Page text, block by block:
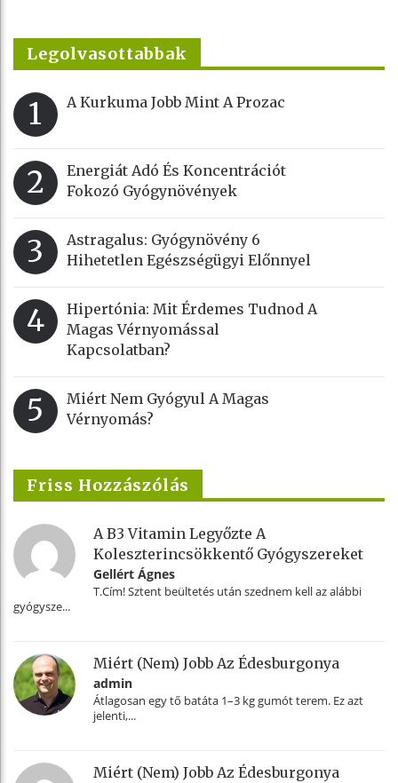
Legolvasottabbak
1 A Kurkuma Jobb Mint A Prozac
2
Energiát Adó És Koncentrációt
Fokozó Gyógynövények
3
Astragalus: Gyógynövény 6
Hihetetlen Egészségügyi Előnnyel
4
Hipertónia: Mit Érdemes Tudnod A
Magas Vérnyomással
Kapcsolatban?
5
Miért Nem Gyógyul A Magas
Vérnyomás?
Friss Hozzászólás
A B3 Vitamin Legyőzte A
Koleszterincsökkentő Gyógyszereket
Gellért Ágnes
T.Cím! Sztent beültetés után szednem kell az alábbi
gyógysze...
Miért (nem) Jobb Az Édesburgonya
admin
Átlagosan egy tő batáta 1–3 kg gumót terem. Ez azt
jelenti,...
Miért (nem) Jobb Az Édesburgonya